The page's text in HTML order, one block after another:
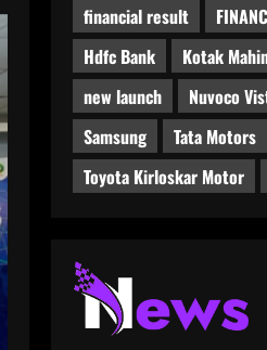
financial result
Hdfc Bank
Kotak
new launch
Nuvoco
Samsung
Tata Motors
Toyota Kirloskar Motor